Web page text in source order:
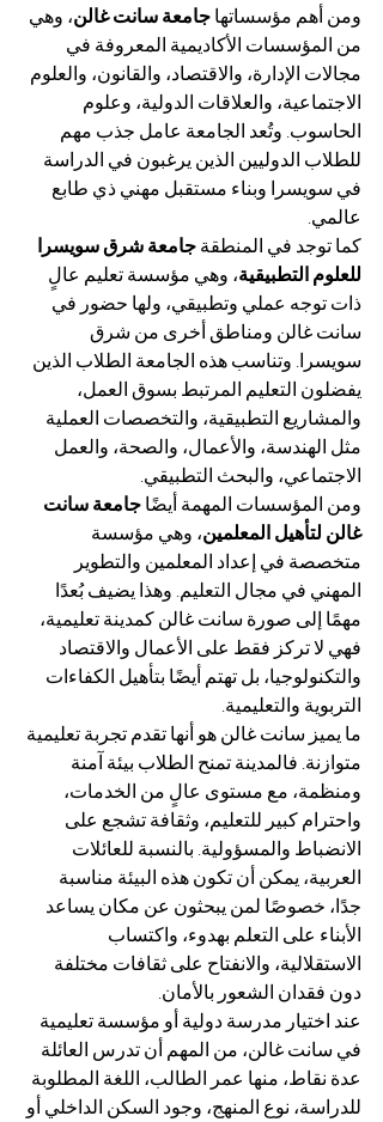
ومن أهم مؤسساتها جامعة سانت غالن، وهي
من المؤسسات الأكاديمية المعروفة في
مجالات الإدارة، والاقتصاد، والقانون، والعلوم
الاجتماعية، والعلاقات الدولية، وعلوم
الحاسوب. وتُعد الجامعة عامل جذب مهم
للطلاب الدوليين الذين يرغبون في الدراسة
في سويسرا وبناء مستقبل مهني ذي طابع
عالمي.
كما توجد في المنطقة جامعة شرق سويسرا
للعلوم التطبيقية، وهي مؤسسة تعليم عالٍ
ذات توجه عملي وتطبيقي، ولها حضور في
سانت غالن ومناطق أخرى من شرق
سويسرا. وتناسب هذه الجامعة الطلاب الذين
يفضلون التعليم المرتبط بسوق العمل،
والمشاريع التطبيقية، والتخصصات العملية
مثل الهندسة، والأعمال، والصحة، والعمل
الاجتماعي، والبحث التطبيقي.
ومن المؤسسات المهمة أيضًا جامعة سانت
غالن لتأهيل المعلمين، وهي مؤسسة
متخصصة في إعداد المعلمين والتطوير
المهني في مجال التعليم. وهذا يضيف بُعدًا
مهمًا إلى صورة سانت غالن كمدينة تعليمية،
فهي لا تركز فقط على الأعمال والاقتصاد
والتكنولوجيا، بل تهتم أيضًا بتأهيل الكفاءات
التربوية والتعليمية.
ما يميز سانت غالن هو أنها تقدم تجربة تعليمية
متوازنة. فالمدينة تمنح الطلاب بيئة آمنة
ومنظمة، مع مستوى عالٍ من الخدمات،
واحترام كبير للتعليم، وثقافة تشجع على
الانضباط والمسؤولية. بالنسبة للعائلات
العربية، يمكن أن تكون هذه البيئة مناسبة
جدًا، خصوصًا لمن يبحثون عن مكان يساعد
الأبناء على التعلم بهدوء، واكتساب
الاستقلالية، والانفتاح على ثقافات مختلفة
دون فقدان الشعور بالأمان.
عند اختيار مدرسة دولية أو مؤسسة تعليمية
في سانت غالن، من المهم أن تدرس العائلة
عدة نقاط، منها عمر الطالب، اللغة المطلوبة
للدراسة، نوع المنهج، وجود السكن الداخلي أو